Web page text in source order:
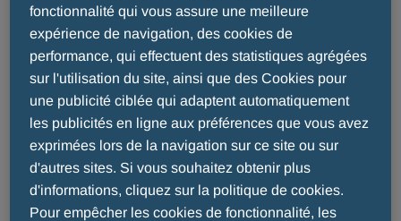
puissions répondre à vos requêtes.
Positions Ouvertes
sélectionnez-en un...
fonctionnalité qui vous assure une meilleure
expérience de navigation, des cookies de
performance, qui effectuent des statistiques agrégées
sur l'utilisation du site, ainsi que des Cookies pour
une publicité ciblée qui adaptent automatiquement
les publicités en ligne aux préférences que vous avez
exprimées lors de la navigation sur ce site ou sur
d'autres sites. Si vous souhaitez obtenir plus
d'informations, cliquez sur la politique de cookies.
Pour empêcher les cookies de fonctionnalité, les